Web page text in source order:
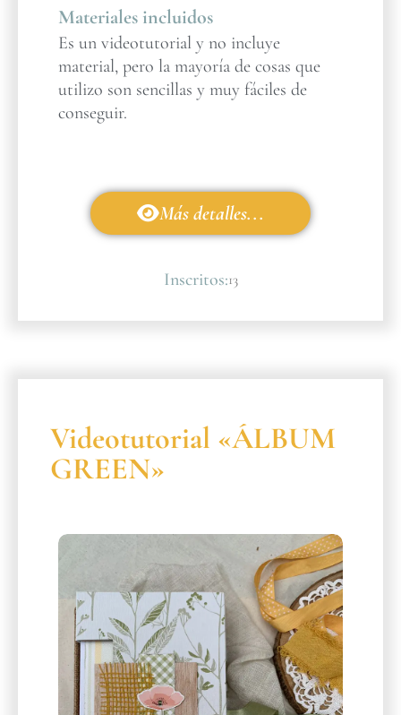
Materiales incluidos
Es un videotutorial y no incluye
material, pero la mayoría de cosas que
utilizo son sencillas y muy fáciles de
conseguir.
Más detalles...
Inscritos:13
Videotutorial «ÁLBUM
GREEN»